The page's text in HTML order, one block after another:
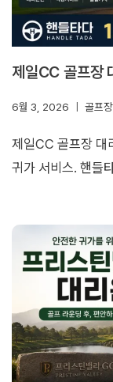
제일CC 골프장
6월 3, 2026 골프
제일CC 골프장 대
귀가 서비스. 핸